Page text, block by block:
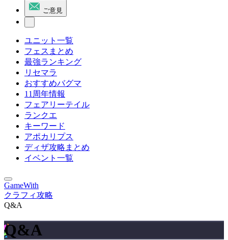
ご意見
ユニット一覧
フェスまとめ
最強ランキング
リセマラ
おすすめバグマ
11周年情報
フェアリーテイル
ランクエ
キーワード
アポカリプス
ディザ攻略まとめ
イベント一覧
GameWith
クラフィ攻略
Q&A
Q&A